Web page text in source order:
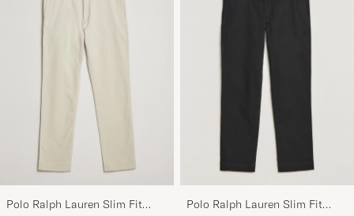
Polo Ralph Lauren Slim Fit
Polo Ralph Lauren Slim Fit